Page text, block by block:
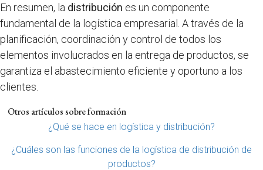
En resumen, la distribución es un componente
fundamental de la logística empresarial. A través de la
planificación, coordinación y control de todos los
elementos involucrados en la entrega de productos, se
garantiza el abastecimiento eficiente y oportuno a los
clientes.
Otros artículos sobre formación
¿Qué se hace en logística y distribución?
¿Cuáles son las funciones de la logística de distribución de
productos?